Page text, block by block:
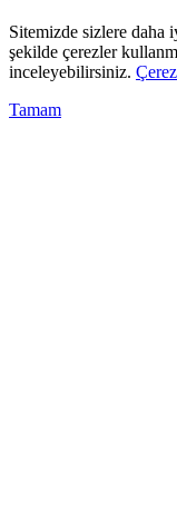
Sitemizde sizlere
şekilde çerezler
inceleyebilirsiniz.
Tamam